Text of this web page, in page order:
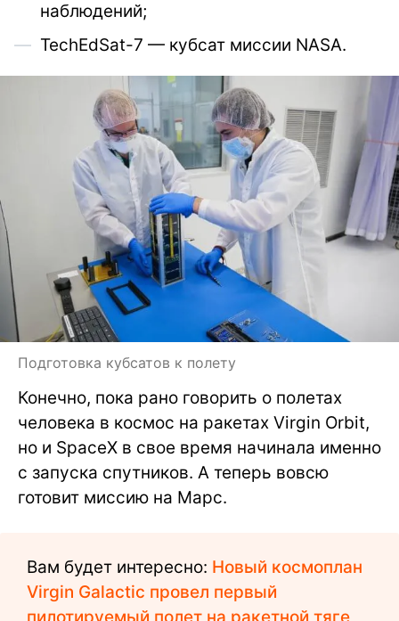
наблюдений;
TechEdSat-7 — кубсат миссии NASA.
Подготовка кубсатов к полету
Конечно, пока рано говорить о полетах
человека в космос на ракетах Virgin Orbit,
но и SpaceX в свое время начинала именно
с запуска спутников. А теперь вовсю
готовит миссию на Марс.
Вам будет интересно: Новый космоплан
Virgin Galactic провел первый
пилотируемый полет на ракетной тяге